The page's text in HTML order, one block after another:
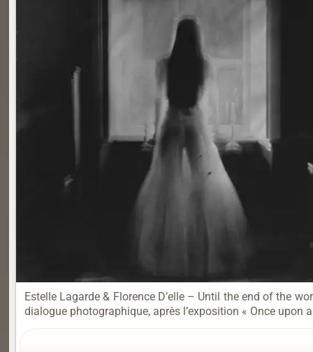
Estelle Lagarde & Florence D’elle – Until the end of the
dialogue photographique, après l’exposition « Once upon